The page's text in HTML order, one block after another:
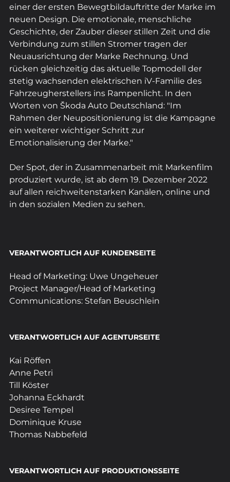
einer der ersten Bewegtbildauftritte der Marke im
neuen Design. Die emotionale, menschliche
Geschichte, der Zauber dieser stillen Zeit und die
Verbindung zum stillen Stromer tragen der
Neuausrichtung der Marke Rechnung. Und
rücken gleichzeitig das aktuelle Topmodell der
stetig wachsenden elektrischen iV-Familie des
Fahrzeugherstellers ins Rampenlicht. In den
Worten von Škoda Auto Deutschland: "Im
Rahmen der Neupositionierung ist die Kampagne
ein weiterer wichtiger Schritt zur
Emotionalisierung der Marke."
Der Spot, der in Zusammenarbeit mit Markenfilm
produziert wurde, ist ab dem 19. Dezember 2022
auf allen reichweitenstarken Kanälen, online und
in den sozialen Medien zu sehen.
VERANTWORTLICH AUF KUNDENSEITE
Head of Marketing: Uwe Ungeheuer
Project Manager/Head of Marketing
Communications: Stefan Beuschlein
VERANTWORTLICH AUF AGENTURSEITE
Kai Röffen
Anne Petri
Till Köster
Johanna Eckhardt
Desiree Tempel
Dominique Kruse
Thomas Nabbefeld
VERANTWORTLICH AUF PRODUKTIONSSEITE